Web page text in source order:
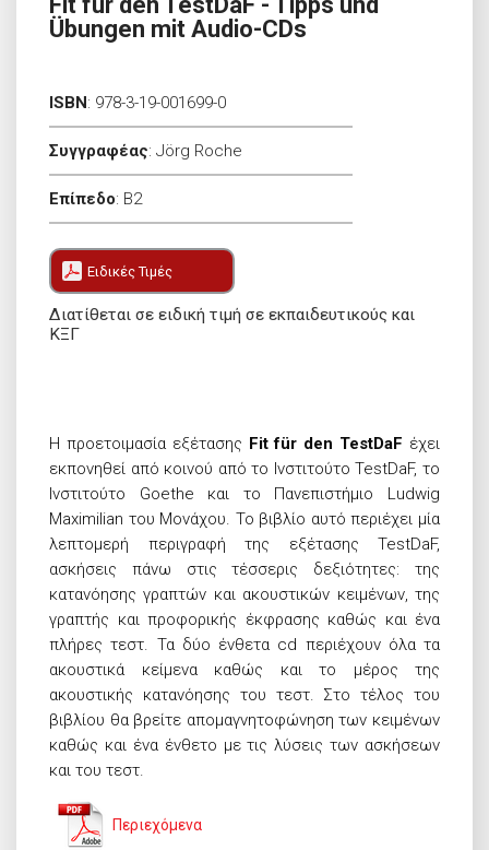
Übungen mit Audio-CDs
ISBN: 978-3-19-001699-0
Συγγραφέας: Jörg Roche
Επίπεδο: B2
Ειδικές Τιμές
Διατίθεται σε ειδική τιμή σε εκπαιδευτικούς και
ΚΞΓ
Η προετοιμασία εξέτασης Fit für den TestDaF έχει
εκπονηθεί από κοινού από το Ινστιτούτο TestDaF, το
Ινστιτούτο Goethe και το Πανεπιστήμιο Ludwig
Maximilian του Μονάχου. Το βιβλίο αυτό περιέχει μία
λεπτομερή περιγραφή της εξέτασης TestDaF,
ασκήσεις πάνω στις τέσσερις δεξιότητες: της
κατανόησης γραπτών και ακουστικών κειμένων, της
γραπτής και προφορικής έκφρασης καθώς και ένα
πλήρες τεστ. Τα δύο ένθετα cd περιέχουν όλα τα
ακουστικά κείμενα καθώς και το μέρος της
ακουστικής κατανόησης του τεστ. Στο τέλος του
βιβλίου θα βρείτε απομαγνητοφώνηση των κειμένων
καθώς και ένα ένθετο με τις λύσεις των ασκήσεων
και του τεστ.
Περιεχόμενα